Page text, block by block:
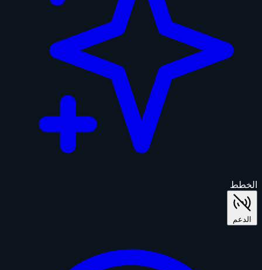
الخطط
الدعم